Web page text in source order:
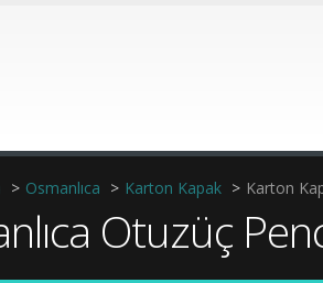
> Osmanlıca > Karton Kapak > Karton
Otuzüç